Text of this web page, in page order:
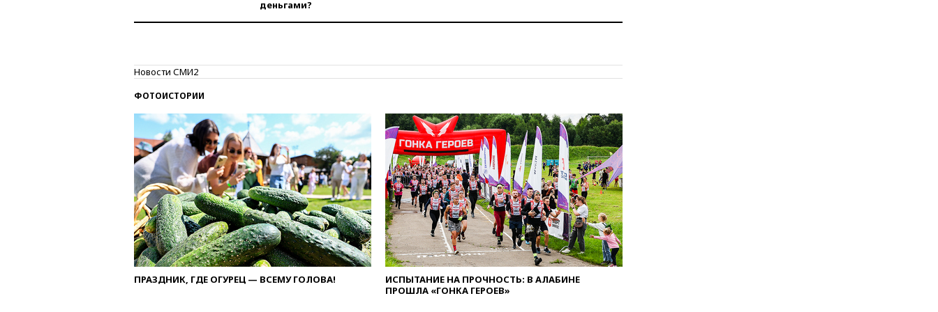
14:40В Германии задержан
украинец за шпионаж на
оборонном предприятии
14:21АТОР сообщила о
снижении цен на авиабилеты
в России
14:19Масштабный сбой
произошел в рунете
14:14«Ведомости»: Озон банк
не пострадает от британских
санкций
деньгами?
Новости СМИ2
ФОТОИСТОРИИ
ПРАЗДНИК, ГДЕ ОГУРЕЦ — ВСЕМУ ГОЛОВА!
ИСПЫТАНИЕ НА ПРОЧНОСТЬ: В АЛАБИНЕ
ПРОШЛА «ГОНКА ГЕРОЕВ»